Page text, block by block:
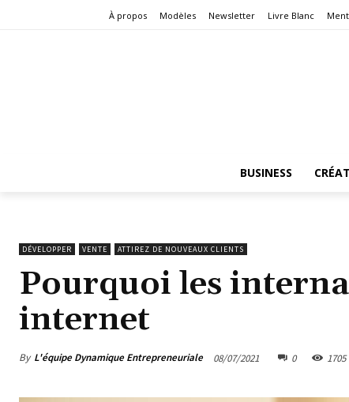
À propos Modèles Newsletter Livre Blanc
BUSINESS
DÉVELOPPER VENTE ATTIREZ DE NOUVEAUX CLIENTS
Pourquoi les
internet
By L'équipe Dynamique Entrepreneuriale 08/07/2021 0 1705